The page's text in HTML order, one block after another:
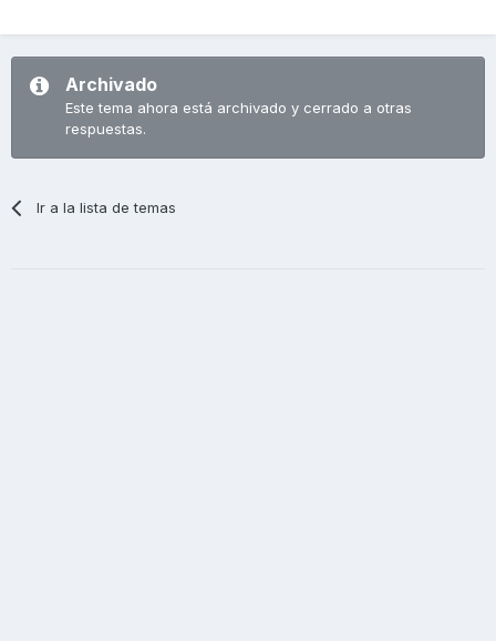
Archivado
Este tema ahora está archivado y cerrado a otras
respuestas.
Ir a la lista de temas